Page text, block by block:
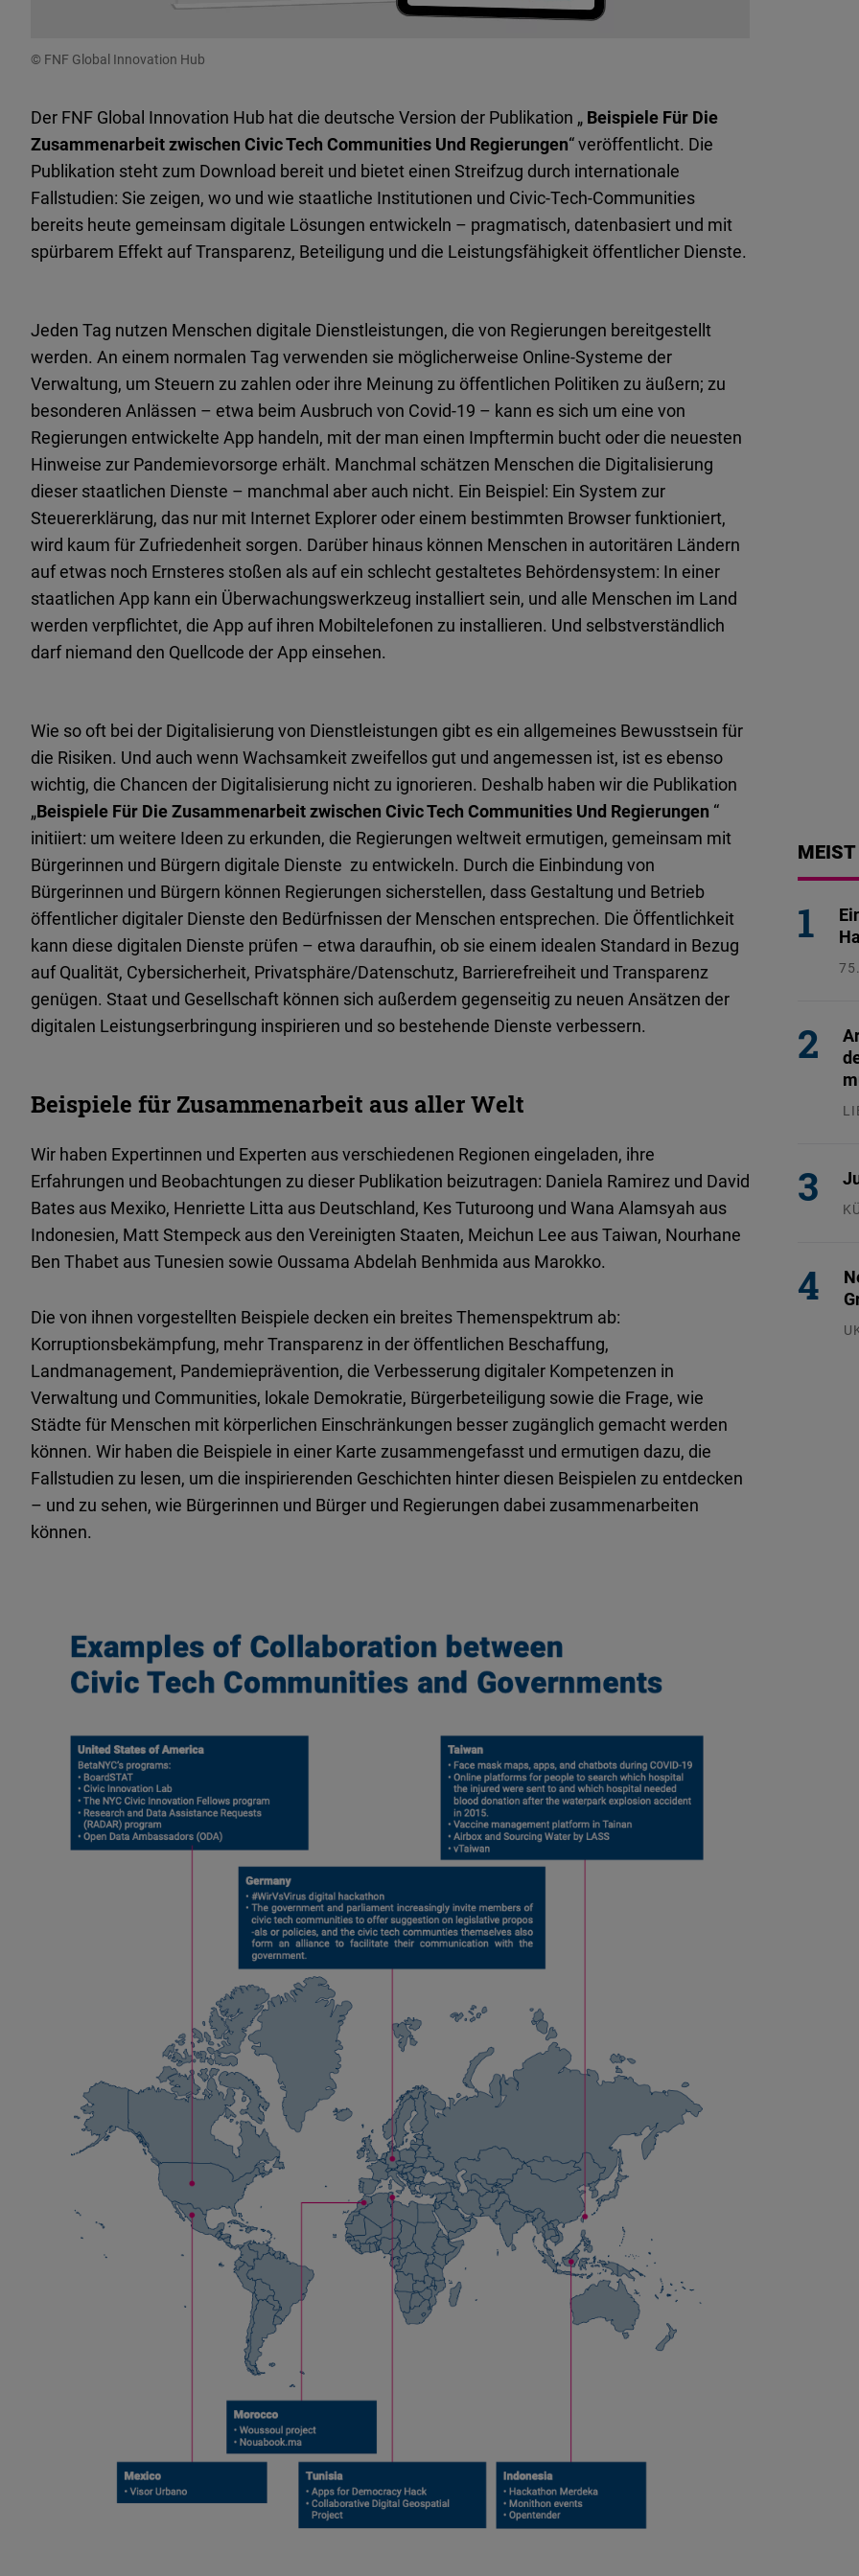
© FNF Global Innovation Hub
Der FNF Global Innovation Hub hat die deutsche Version der Publikation „ Beispiele Für Die
Zusammenarbeit zwischen Civic Tech Communities Und Regierungen“ veröffentlicht. Die
Publikation steht zum Download bereit und bietet einen Streifzug durch internationale
Fallstudien: Sie zeigen, wo und wie staatliche Institutionen und Civic‑Tech‑Communities
bereits heute gemeinsam digitale Lösungen entwickeln – pragmatisch, datenbasiert und mit
spürbarem Effekt auf Transparenz, Beteiligung und die Leistungsfähigkeit öffentlicher Dienste.
Jeden Tag nutzen Menschen digitale Dienstleistungen, die von Regierungen bereitgestellt
werden. An einem normalen Tag verwenden sie möglicherweise Online-Systeme der
Verwaltung, um Steuern zu zahlen oder ihre Meinung zu öffentlichen Politiken zu äußern; zu
besonderen Anlässen – etwa beim Ausbruch von Covid‑19 – kann es sich um eine von
Regierungen entwickelte App handeln, mit der man einen Impftermin bucht oder die neuesten
Hinweise zur Pandemievorsorge erhält. Manchmal schätzen Menschen die Digitalisierung
dieser staatlichen Dienste – manchmal aber auch nicht. Ein Beispiel: Ein System zur
Steuererklärung, das nur mit Internet Explorer oder einem bestimmten Browser funktioniert,
wird kaum für Zufriedenheit sorgen. Darüber hinaus können Menschen in autoritären Ländern
auf etwas noch Ernsteres stoßen als auf ein schlecht gestaltetes Behördensystem: In einer
staatlichen App kann ein Überwachungswerkzeug installiert sein, und alle Menschen im Land
werden verpflichtet, die App auf ihren Mobiltelefonen zu installieren. Und selbstverständlich
darf niemand den Quellcode der App einsehen.
Wie so oft bei der Digitalisierung von Dienstleistungen gibt es ein allgemeines Bewusstsein für
die Risiken. Und auch wenn Wachsamkeit zweifellos gut und angemessen ist, ist es ebenso
wichtig, die Chancen der Digitalisierung nicht zu ignorieren. Deshalb haben wir die Publikation
„Beispiele Für Die Zusammenarbeit zwischen Civic Tech Communities Und Regierungen “
initiiert: um weitere Ideen zu erkunden, die Regierungen weltweit ermutigen, gemeinsam mit
Bürgerinnen und Bürgern digitale Dienste zu entwickeln. Durch die Einbindung von
Bürgerinnen und Bürgern können Regierungen sicherstellen, dass Gestaltung und Betrieb
öffentlicher digitaler Dienste den Bedürfnissen der Menschen entsprechen. Die Öffentlichkeit
kann diese digitalen Dienste prüfen – etwa daraufhin, ob sie einem idealen Standard in Bezug
auf Qualität, Cybersicherheit, Privatsphäre/Datenschutz, Barrierefreiheit und Transparenz
genügen. Staat und Gesellschaft können sich außerdem gegenseitig zu neuen Ansätzen der
digitalen Leistungserbringung inspirieren und so bestehende Dienste verbessern.
Beispiele für Zusammenarbeit aus aller Welt
Wir haben Expertinnen und Experten aus verschiedenen Regionen eingeladen, ihre
Erfahrungen und Beobachtungen zu dieser Publikation beizutragen: Daniela Ramirez und David
Bates aus Mexiko, Henriette Litta aus Deutschland, Kes Tuturoong und Wana Alamsyah aus
Indonesien, Matt Stempeck aus den Vereinigten Staaten, Meichun Lee aus Taiwan, Nourhane
Ben Thabet aus Tunesien sowie Oussama Abdelah Benhmida aus Marokko.
Die von ihnen vorgestellten Beispiele decken ein breites Themenspektrum ab:
Korruptionsbekämpfung, mehr Transparenz in der öffentlichen Beschaffung,
Landmanagement, Pandemieprävention, die Verbesserung digitaler Kompetenzen in
Verwaltung und Communities, lokale Demokratie, Bürgerbeteiligung sowie die Frage, wie
Städte für Menschen mit körperlichen Einschränkungen besser zugänglich gemacht werden
können. Wir haben die Beispiele in einer Karte zusammengefasst und ermutigen dazu, die
Fallstudien zu lesen, um die inspirierenden Geschichten hinter diesen Beispielen zu entdecken
– und zu sehen, wie Bürgerinnen und Bürger und Regierungen dabei zusammenarbeiten
können.
MEIST
Embed
Embed
D.Vinci
Typeform